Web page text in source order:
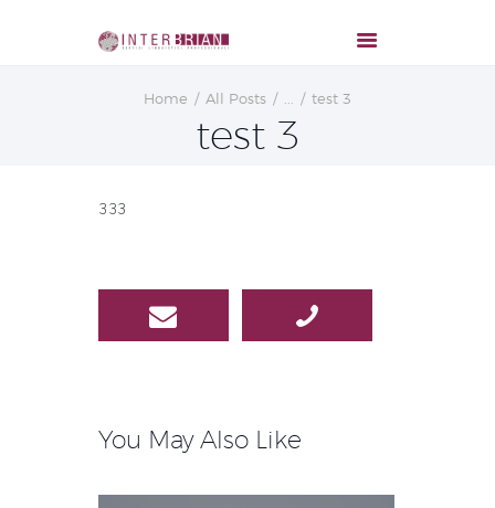
Home All Posts test 3
test 3
333
Navigazione
You May Also Like